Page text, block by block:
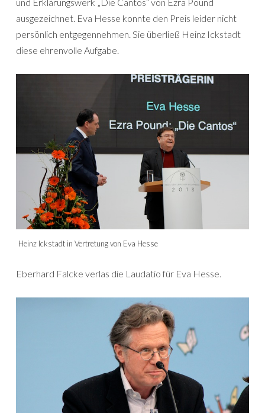
und Erklärungswerk „Die Cantos“ von Ezra Pound
ausgezeichnet. Eva Hesse konnte den Preis leider nicht
persönlich entgegennehmen. Sie überließ Heinz Ickstadt
diese ehrenvolle Aufgabe.
Heinz Ickstadt in Vertretung von Eva Hesse
Eberhard Falcke verlas die Laudatio für Eva Hesse.